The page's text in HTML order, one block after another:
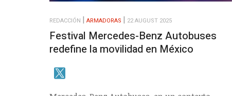
REDACCIÓN ARMADORAS 22 AUGUST 2025
Festival Mercedes-Benz Autobuses
redefine la movilidad en México